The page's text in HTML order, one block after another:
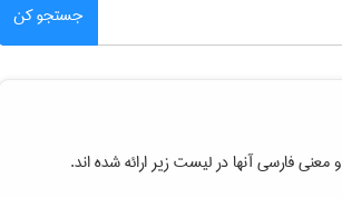
جستجو کن
و معنی فارسی آنها در لیست زیر ارائه شده اند.